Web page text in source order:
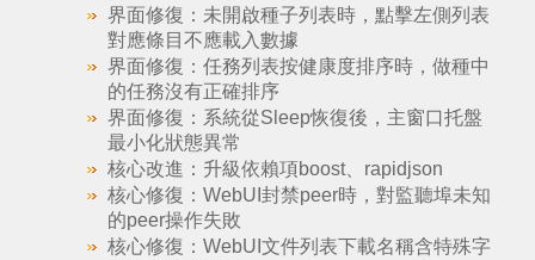
界面修復：未開啟種子列表時，點擊左側列表
對應條目不應載入數據
界面修復：任務列表按健康度排序時，做種中
的任務沒有正確排序
界面修復：系統從Sleep恢復後，主窗口托盤
最小化狀態異常
核心改進：升級依賴項boost、rapidjson
核心修復：WebUI封禁peer時，對監聽埠未知
的peer操作失敗
核心修復：WebUI文件列表下載名稱含特殊字